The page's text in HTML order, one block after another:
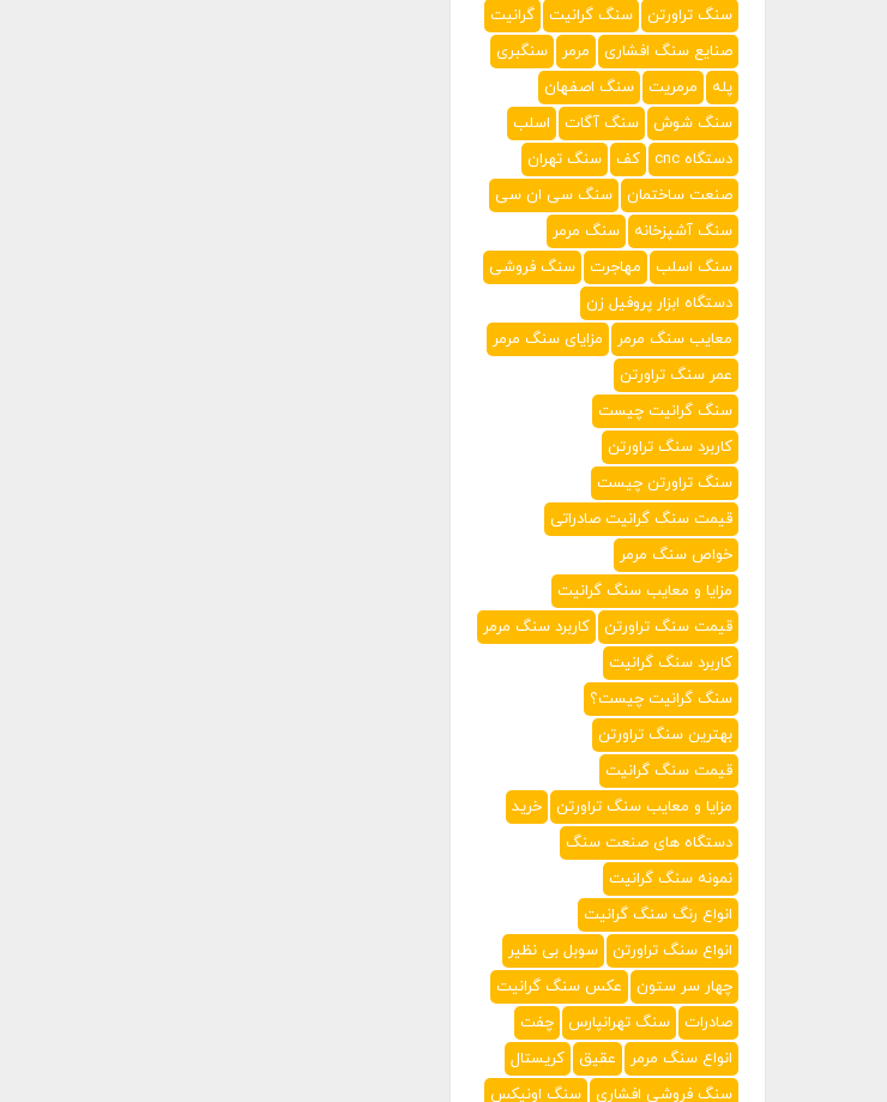
سنگ تراورتن
سنگ گرانیت
گرانیت
صنایع سنگ افشاری
مرمر
سنگبری
پله
مرمریت
سنگ اصفهان
سنگ شوش
سنگ آگات
اسلب
دستگاه cnc
کف
سنگ تهران
صنعت ساختمان
سنگ سی ان سی
سنگ آشپزخانه
سنگ مرمر
سنگ اسلب
مهاجرت
سنگ فروشی
دستگاه ابزار پروفیل زن
معایب سنگ مرمر
مزایای سنگ مرمر
عمر سنگ تراورتن
سنگ گرانیت چیست
کاربرد سنگ تراورتن
سنگ تراورتن چیست
قیمت سنگ گرانیت صادراتی
خواص سنگ مرمر
مزایا و معایب سنگ گرانیت
قیمت سنگ تراورتن
کاربرد سنگ مرمر
کاربرد سنگ گرانیت
سنگ گرانیت چیست؟
بهترین سنگ تراورتن
قیمت سنگ گرانیت
مزایا و معایب سنگ تراورتن
خرید
دستگاه های صنعت سنگ
نمونه سنگ گرانیت
انواع رنگ سنگ گرانیت
انواع سنگ تراورتن
سوبل بی نظیر
چهار سر ستون
عکس سنگ گرانیت
صادرات
سنگ تهرانپارس
چفت
انواع سنگ مرمر
عقیق
کریستال
سنگ فروشی افشاری
سنگ اونیکس